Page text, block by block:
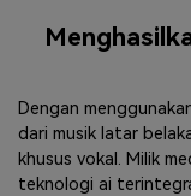
Dengan
dari musik latar
khusus vokal. Milik
teknologi ai